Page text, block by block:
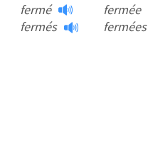
fermé
fermés
fermée
fermées